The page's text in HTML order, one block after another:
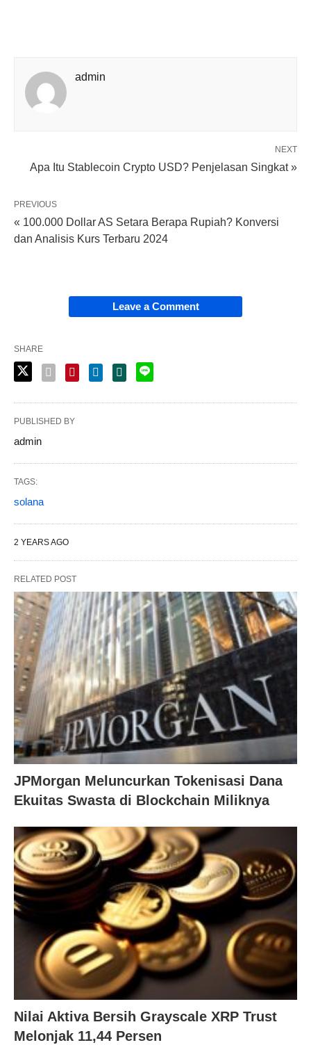
admin
NEXT
Apa Itu Stablecoin Crypto USD? Penjelasan Singkat »
PREVIOUS
« 100.000 Dollar AS Setara Berapa Rupiah? Konversi
dan Analisis Kurs Terbaru 2024
Leave a Comment
SHARE
PUBLISHED BY
admin
TAGS:
solana
2 YEARS AGO
RELATED POST
JPMorgan Meluncurkan Tokenisasi Dana
Ekuitas Swasta di Blockchain Miliknya
Nilai Aktiva Bersih Grayscale XRP Trust
Melonjak 11,44 Persen